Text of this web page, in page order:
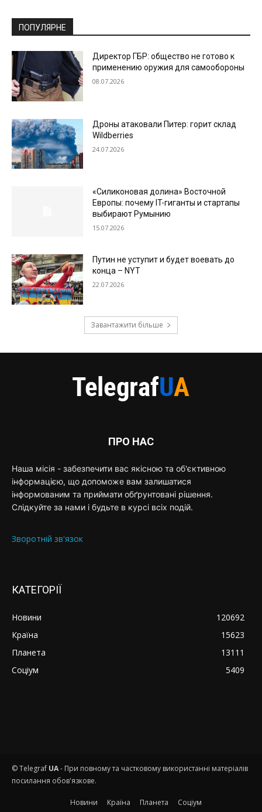
ПОПУЛЯРНЕ
Директор ГБР: общество не готово к
применению оружия для самообороны
08.07.2026
Дроны атаковали Питер: горит склад
Wildberries
24.07.2026
«Силиконовая долина» Восточной
Европы: почему IT-гиганты и стартапы
выбирают Румынию
15.07.2026
Путин не уступит и будет воевать до
конца – NYT
22.07.2026
Завантажити більше
ПРО НАС
Наша місія - забезпечити вас якісною та об'єктивною
інформацією, що допоможе вам залишатися
інформованим та приймати обґрунтовані рішення.
Слідкуйте за нами і будьте в курсі всіх подій.
Зворотній зв'язок
КАТЕГОРІЇ
Новини
120692
Країна
15623
Планета
13111
Соціум
5409
© Telegraf UA- При повному та частковому використанні матеріалів
посилання обов'язкове.
Новини Країна Планета Соціум